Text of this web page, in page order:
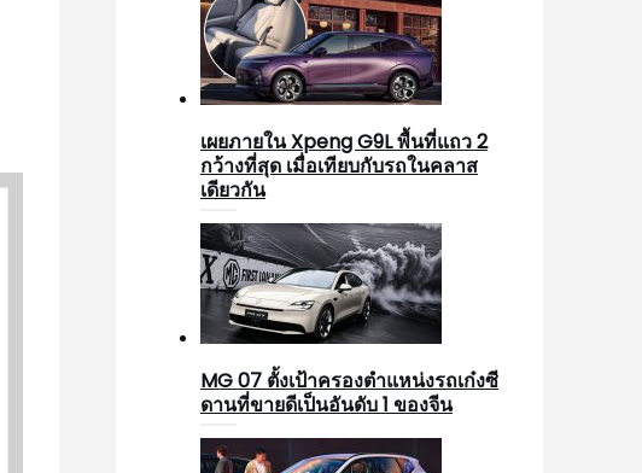
เผยภายใน Xpeng G9L พื้นที่แถว 2
กว้างที่สุด เมื่อเทียบกับรถในคลาส
เดียวกัน
MG 07 ตั้งเป้าครองตำแหน่งรถเก๋งซี
ดานที่ขายดีเป็นอันดับ 1 ของจีน